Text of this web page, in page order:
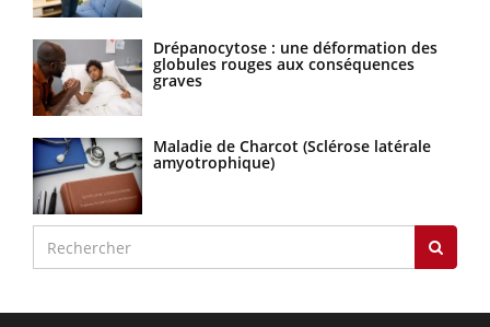
Drépanocytose : une déformation des
globules rouges aux conséquences
graves
Maladie de Charcot (Sclérose latérale
amyotrophique)